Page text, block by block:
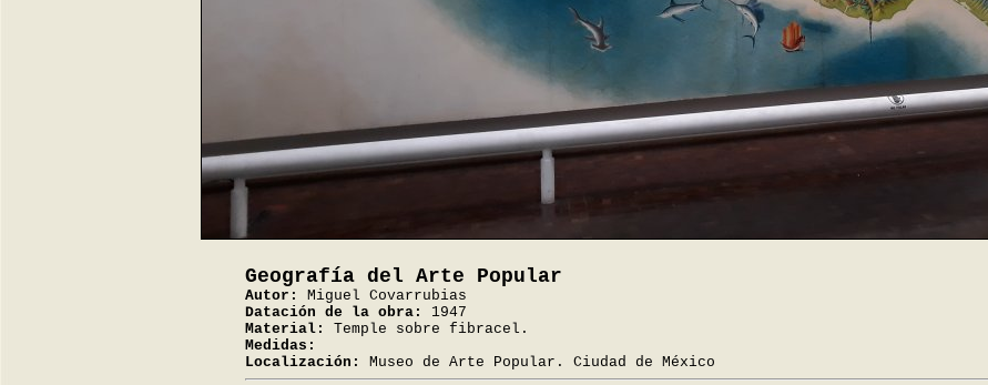
Geografía del Arte Popular
Autor:
Miguel Covarrubias
Datación de la obra:
1947
Material:
Temple sobre fibracel.
Medidas:
Localización:
Museo de Arte Popular. Ciudad de México